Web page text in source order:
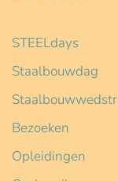
STEELdays
Staalbouwdag
Bezoeken
Opleidingen